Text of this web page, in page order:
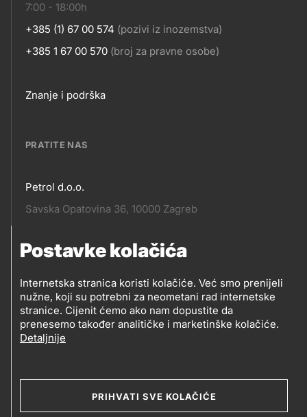
Postavke kolačića
Internetska stranica koristi kolačiće. Već smo prenijeli
nužne, koji su potrebni za neometani rad internetske
stranice. Cijenit ćemo ako nam dopustite da
prenesemo također analitičke i marketinške kolačiće.
Detaljnije
PRIHVATI SVE KOLAČIĆE
7:00 - 18:00h
+385 (1) 67 00 574 (pozivi iz inozemstva)
+385 1 67 00 570 (broj za pravne osobe)
Footer
Znanje i podrška
PRATITE NAS
Pratite
Petrol d.o.o.
Savska Opatovina 36, 10000 Zagreb
Pratite
nas
Social
media
PRATITE PETROL NA